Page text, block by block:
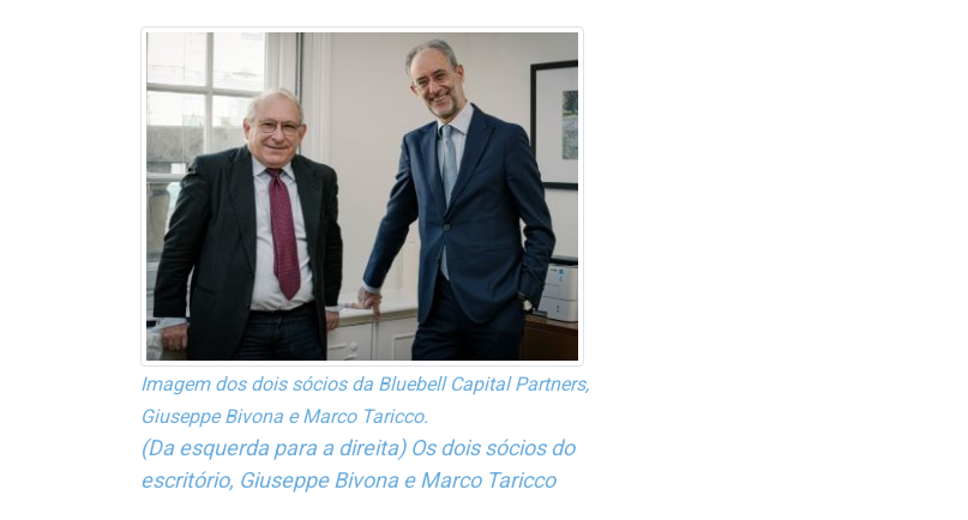
Imagem dos dois sócios da Bluebell Capital Partners,
Giuseppe Bivona e Marco Taricco.
(Da esquerda para a direita) Os dois sócios do
escritório, Giuseppe Bivona e Marco Taricco